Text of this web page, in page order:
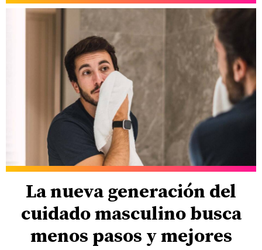
La nueva generación del
cuidado masculino busca
menos pasos y mejores